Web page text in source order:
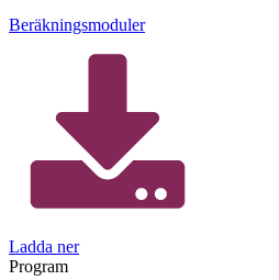
Beräkningsmoduler
Ladda ner
Program